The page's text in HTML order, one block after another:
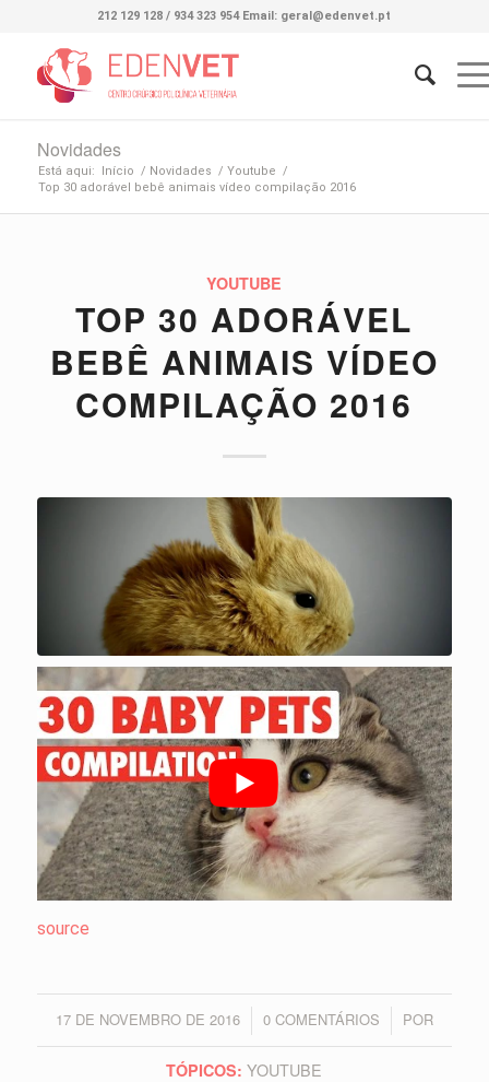
212 129 128 / 934 323 954 Email: geral@edenvet.pt
Novidades
Está aqui: Início / Novidades / Youtube /
Top 30 adorável bebê animais vídeo compilação 2016
YOUTUBE
TOP 30 ADORÁVEL
BEBÊ ANIMAIS VÍDEO
COMPILAÇÃO 2016
source
17 DE NOVEMBRO DE 2016
/ 0 COMENTÁRIOS
/ POR
TÓPICOS: YOUTUBE